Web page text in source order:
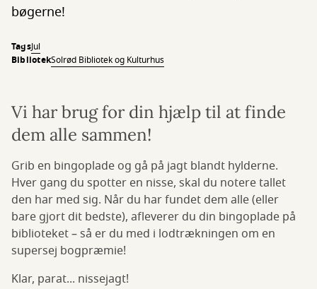
bøgerne!
TagsJul
BibliotekSolrød Bibliotek og Kulturhus
Vi har brug for din hjælp til at finde
dem alle sammen!
Grib en bingoplade og gå på jagt blandt hylderne.
Hver gang du spotter en nisse, skal du notere tallet
den har med sig. Når du har fundet dem alle (eller
bare gjort dit bedste), afleverer du din bingoplade på
biblioteket – så er du med i lodtrækningen om en
supersej bogpræmie!
Klar, parat... nissejagt!